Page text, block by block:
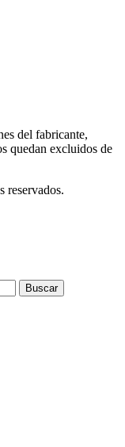
del fabricante,
quedan excluidos de
reservados.
Buscar